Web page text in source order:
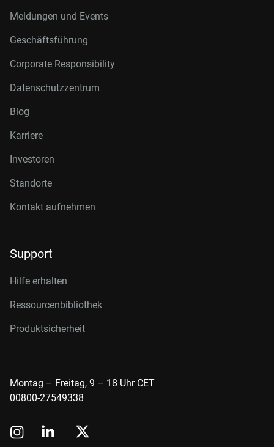
Meldungen und Events
Geschäftsführung
Corporate Responsibility
Datenschutzzentrum
Blog
Karriere
Investoren
Standorte
Kontakt aufnehmen
Support
Hilfe erhalten
Ressourcenbibliothek
Produktsicherheit
Montag – Freitag, 9 – 18 Uhr CET
00800-27549338